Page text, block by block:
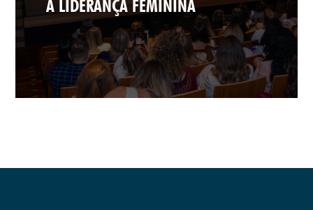
A LIDERANÇA FEMININA